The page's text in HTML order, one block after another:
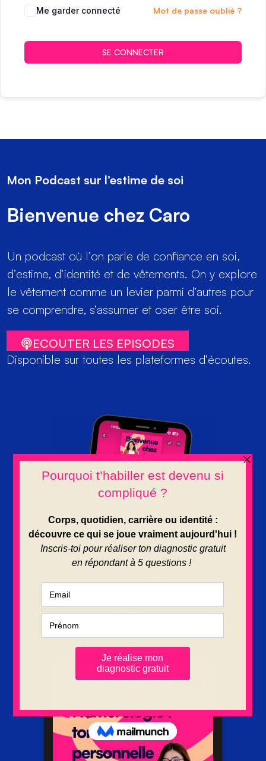
Me garder connecté Mot de passe oublié ?
SE CONNECTER
Mon Podcast sur l’estime de soi
Bienvenue chez Caro
Un podcast où l’on parle de confiance en soi,
d’estime, d’identité et de vêtements. On y explore
le vêtement comme un levier parmi d’autres pour
se comprendre, s’assumer et oser être soi.
ECOUTER LES EPISODES
Disponible sur toutes les plateformes d’écoutes.